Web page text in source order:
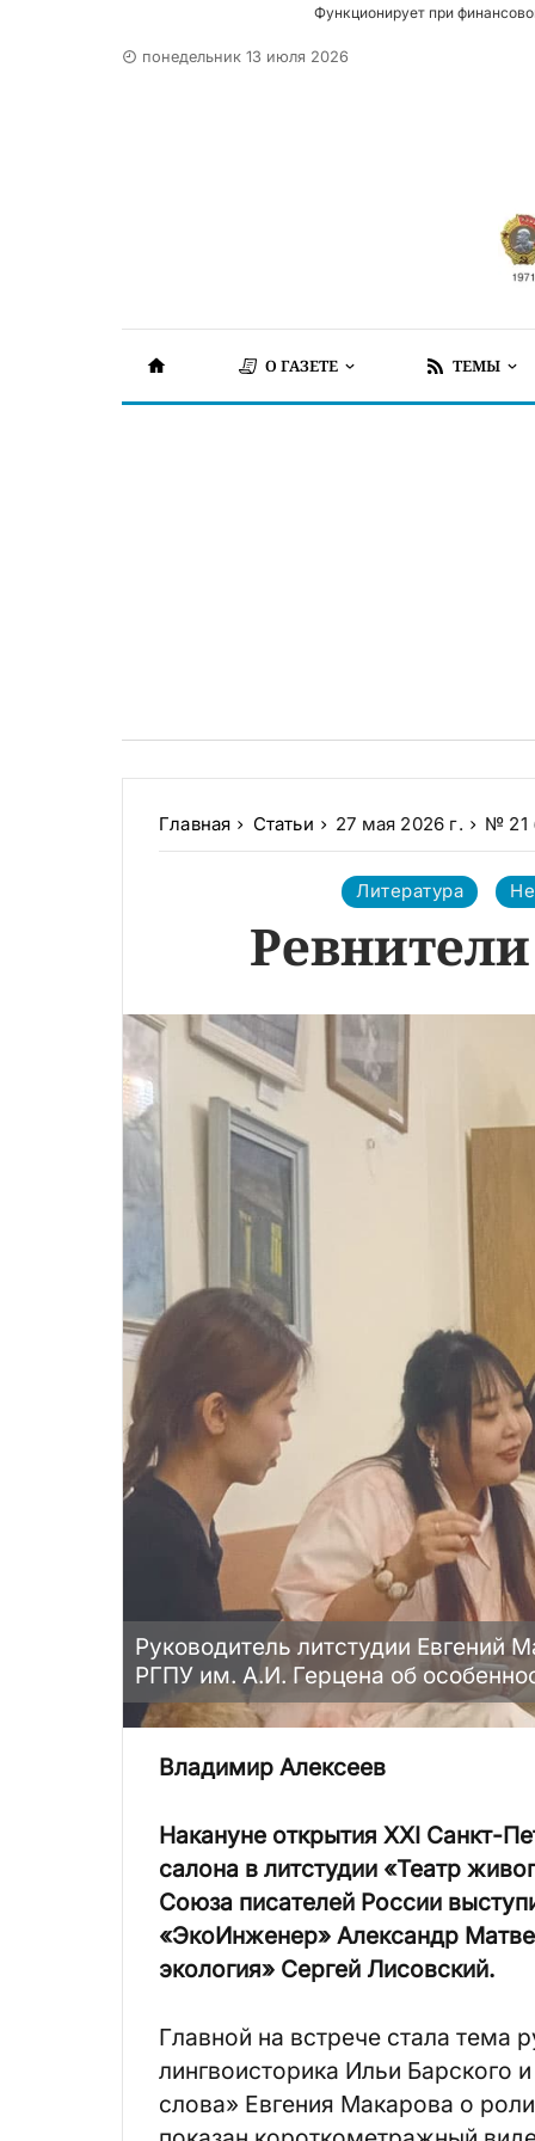
Функционирует при
понедельник 13 июля 2026
О ГАЗЕТЕ ТЕМЫ
Главная Статьи 27 мая 2026 г. № 21
Литература
Руководитель литстудии Евгений
РГПУ им. А.И. Герцена об
Владимир Алексеев
Накануне открытия ХХI Санкт-
салона в литстудии «Театр
Союза писателей России
«ЭкоИнженер» Александр
экология» Сергей Лисовский.
Главной на встрече стала тема
лингвоисторика Ильи Барского
слова» Евгения Макарова о